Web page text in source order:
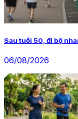
Sau tuổi 50, đi bộ
06/08/2026